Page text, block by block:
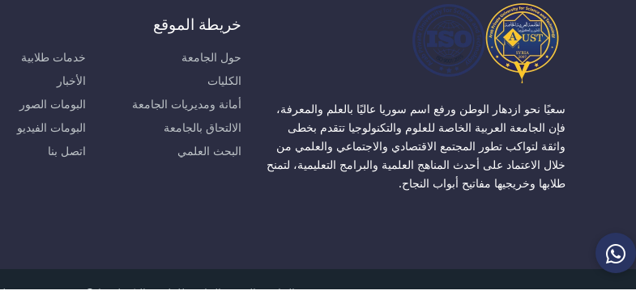
سعيًا نحو ازدهار الوطن ورفع اسم سوريا عاليًا بالعلم والمعرفة،
فإن الجامعة العربية الخاصة للعلوم والتكنولوجيا تتقدم بخطى
واثقة لتواكب تطور المجتمع الاقتصادي والاجتماعي والعلمي من
خلال الاعتماد على أحدث المناهج العلمية والبرامج التعليمية، لتمنح
طلابها وخريجيها مفاتيح أبواب النجاح.
خريطة الموقع
حول الجامعة
الكليات
أمانة ومديريات الجامعة
الالتحاق بالجامعة
البحث العلمي
خدمات طلابية
الأخبار
البومات الصور
البومات الفيديو
اتصل بنا
الجامعة العربية الخاصة للعلوم والتكنولوجيا © 2026, مديرية نظم المعلومات والاتصالات.